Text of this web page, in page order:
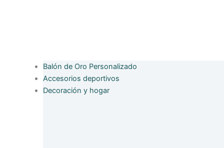
Balón de Oro Personalizado
Accesorios deportivos
Decoración y hogar